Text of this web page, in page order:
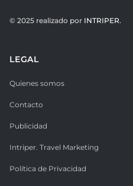
© 2025 realizado por INTRIPER.
LEGAL
Quienes somos
Contacto
Publicidad
Intriper. Travel Marketing
Política de Privacidad